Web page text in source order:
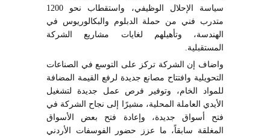
سياسة الإحلال الوظيفي، واستقطاب نحو 1200
متدرب فني من حملة الدبلوم والبكالوريوس في
الهندسة، وتأهيلهم لغايات مشاريع الشركة
المستقبلية.
واضاف إن الشركة تركز على التوسع في الصناعات
التحويلية وافتتاح مصانع جديدة لرفع القيمة المضافة
للمواد الخام، وتوفير فرص عمل جديدة لتشغيل
الأيدي العاملة المحلية، مشيرًا إلى نجاح الشركة في
فتح أسواق جديدة، وإعادة فتح بعض الأسواق
المغلقة سابقاً، ما عزز حضور الفوسفات الأردني